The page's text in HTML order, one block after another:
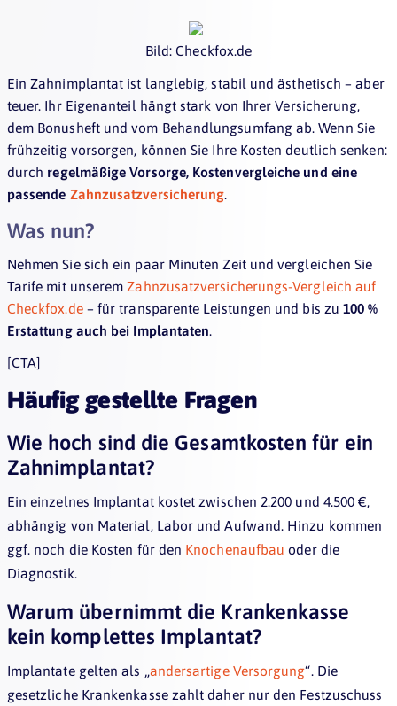
Bild: Checkfox.de
Ein Zahnimplantat ist langlebig, stabil und ästhetisch – aber
teuer. Ihr Eigenanteil hängt stark von Ihrer Versicherung,
dem Bonusheft und vom Behandlungsumfang ab. Wenn Sie
frühzeitig vorsorgen, können Sie Ihre Kosten deutlich senken:
durch regelmäßige Vorsorge, Kostenvergleiche und eine
passende Zahnzusatzversicherung
Was nun?
Nehmen Sie sich ein paar Minuten Zeit und vergleichen Sie
Tarife mit unserem Zahnzusatzversicherungs-Vergleich auf
Checkfox.de– für transparente Leistungen und bis zu100 %
Erstattung auch bei Implantaten.
[CTA]
Häufig gestellte Fragen
Wie hoch sind die Gesamtkosten für ein
Zahnimplantat?
Ein einzelnes Implantat kostet zwischen 2.200 und 4.500 €,
abhängig von Material, Labor und Aufwand. Hinzu kommen
ggf. noch die Kosten für den Knochenaufbau oder die
Diagnostik.
Warum übernimmt die Krankenkasse
kein komplettes Implantat?
Implantate gelten als „andersartige Versorgung“. Die
gesetzliche Krankenkasse zahlt daher nur den Festzuschuss